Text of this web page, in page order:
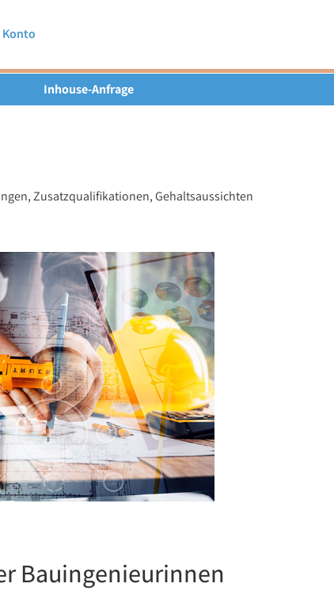
Konto
Inhouse-Anfrage
Zusatzqualifikationen, Gehaltsaussichten
Bauingenieurinnen